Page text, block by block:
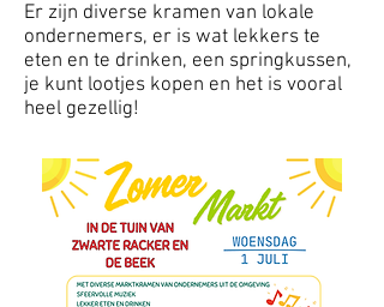
Er zijn diverse kramen van lokale
ondernemers, er is wat lekkers te
eten en te drinken, een springkussen,
je kunt lootjes kopen en het is vooral
heel gezellig!